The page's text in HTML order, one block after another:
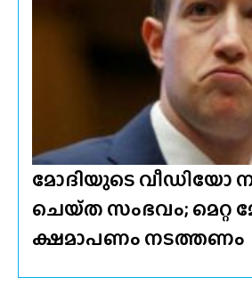
മോദിയുടെ വീഡിയോ
ചെയ്‌ത സംഭവം; മെറ്റ
ക്ഷമാപണം നടത്തണം